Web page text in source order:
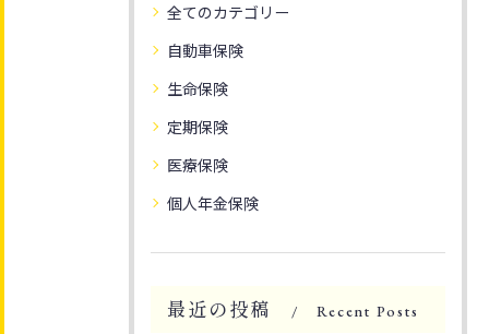
全てのカテゴリー
自動車保険
生命保険
定期保険
医療保険
個人年金保険
最近の投稿 Recent Posts